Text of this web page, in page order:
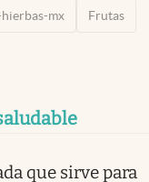
mx Frutas
que sirve para